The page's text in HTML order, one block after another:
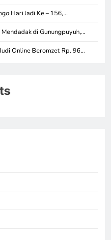
Hari Jadi Ke – 156,…
di Gunungpuyuh,…
Online Beromzet Rp. 96…